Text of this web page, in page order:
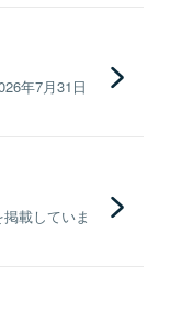
年7月31日
載していま